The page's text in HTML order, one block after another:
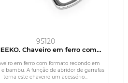
95120
Chaveiro em ferro com
em ferro com formato redondo em
e bambu. A função de abridor de garrafas
torna este chaveiro um acessório...